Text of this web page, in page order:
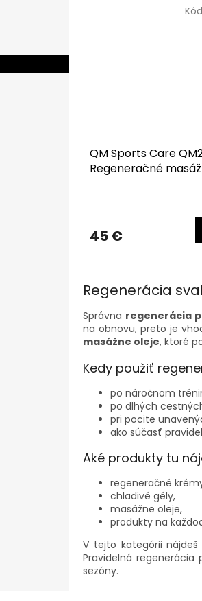
QM Sports Care
Regeneračné
45 €
Regenerácia
Správna regenerácia
na obnovu, preto je
masážne oleje, ktoré
Kedy použiť
po náročnom
po dlhých
pri pocite
ako súčasť
Aké produkty tu
regeneračné
chladivé gély,
masážne oleje,
produkty na
V tejto kategórii
Pravidelná
sezóny.